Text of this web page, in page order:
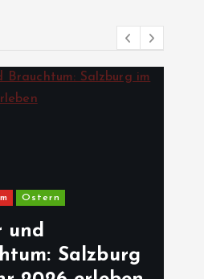
Ostern
und
Salzburg